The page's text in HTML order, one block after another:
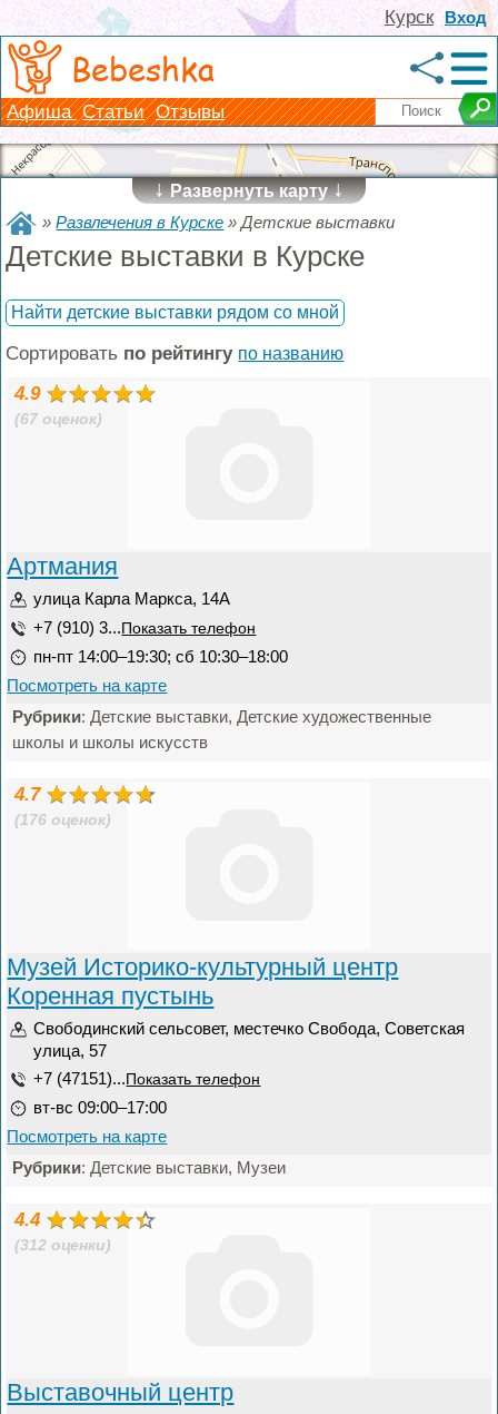
Вход
Курск
Bebeshka
Афиша Статьи Отзывы
↓Развернуть карту↓
»Развлечения в Курске »Детские выставки
Детские выставки в Курске
Найти детские выставки рядом со мной
Сортировать по рейтингу по названию
4.9
(67 оценок)
Артмания
улица Карла Маркса, 14А
+7 (910) 3... Показать телефон
пн-пт 14:00–19:30; сб 10:30–18:00
Посмотреть на карте
Рубрики: Детские выставки, Детские художественные
школы и школы искусств
4.7
(176 оценок)
Музей Историко-культурный центр
Коренная пустынь
Свободинский сельсовет, местечко Свобода, Советская
улица, 57
+7 (47151)... Показать телефон
вт-вс 09:00–17:00
Посмотреть на карте
Рубрики: Детские выставки, Музеи
4.4
(312 оценки)
Выставочный центр